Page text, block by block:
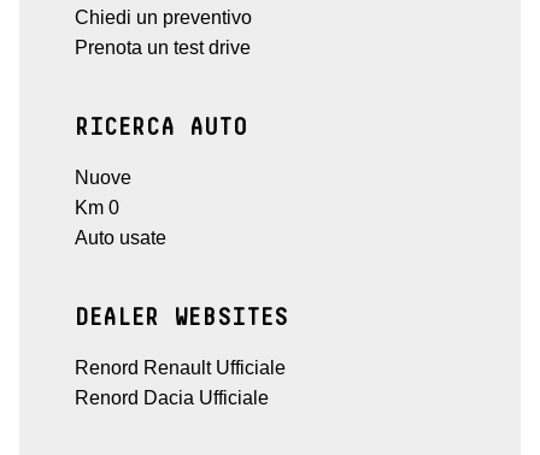
Chiedi un preventivo
Prenota un test drive
RICERCA AUTO
Nuove
Km 0
Auto usate
DEALER WEBSITES
Renord Renault Ufficiale
Renord Dacia Ufficiale